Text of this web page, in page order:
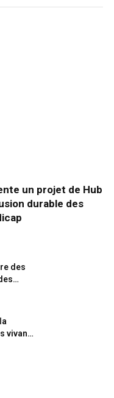
un projet de Hub
durable des
des
vivant